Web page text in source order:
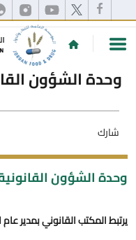
وحدة الشؤون
شارك
وحدة الشؤون
يرتبط المكتب القانوني بمدير